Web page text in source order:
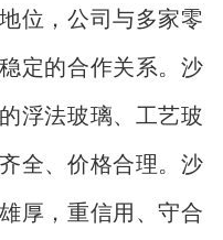
位，公司与多家零
定的合作关系。沙
浮法玻璃、工艺玻
全、价格合理。沙
厚，重信用、守合